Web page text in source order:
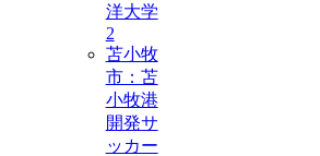
洋大学
2
苫小牧
市：苫
小牧港
開発サ
ッカー